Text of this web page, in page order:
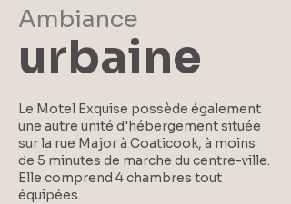
Ambiance
urbaine
Le Motel Exquise possède également
une autre unité d'hébergement située
sur la rue Major à Coaticook, à moins
de 5 minutes de marche du centre-ville.
Elle comprend 4 chambres tout
équipées.